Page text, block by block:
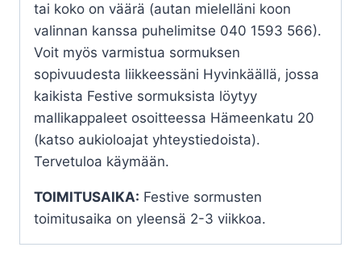
tai koko on väärä (autan mielelläni koon
valinnan kanssa puhelimitse 040 1593 566).
Voit myös varmistua sormuksen
sopivuudesta liikkeessäni Hyvinkäällä, jossa
kaikista Festive sormuksista löytyy
mallikappaleet osoitteessa Hämeenkatu 20
(katso aukioloajat yhteystiedoista).
Tervetuloa käymään.
TOIMITUSAIKA: Festive sormusten
toimitusaika on yleensä 2-3 viikkoa.